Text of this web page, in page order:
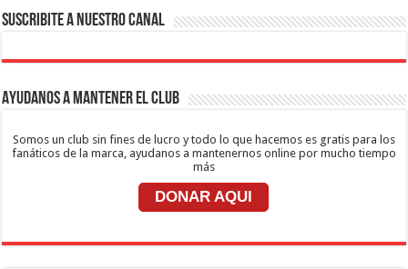
SUSCRIBITE A NUESTRO CANAL
Ayudanos a mantener el club
Somos un club sin fines de lucro y todo lo que hacemos es gratis para los
fanáticos de la marca, ayudanos a mantenernos online por mucho tiempo
más
DONAR AQUI